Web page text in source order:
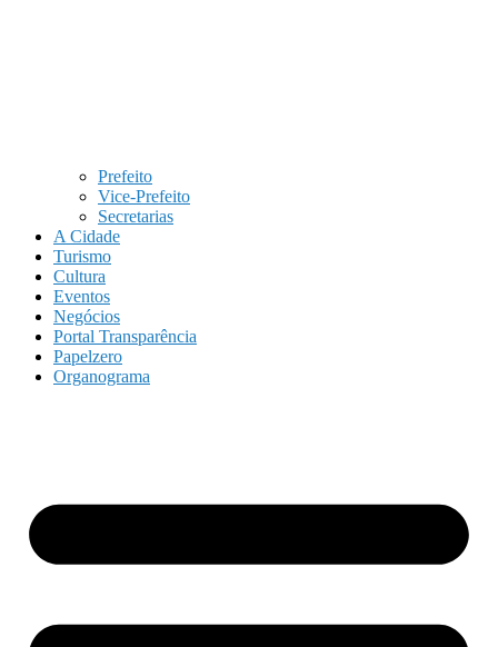
Prefeito
Vice-Prefeito
Secretarias
A Cidade
Turismo
Cultura
Eventos
Negócios
Portal Transparência
Papelzero
Organograma